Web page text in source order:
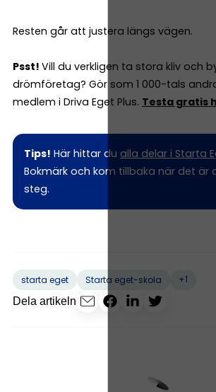
Resten går att justera längs vägen.
Psst! Vill du verkligen ta stora kliv och
drömföretag? Gör som 1 000-tals
medlem i Driva Eget Plus. Testa gratis
Tips! Här hittar du alla delar i Starta
Bokmärk och kom tillbaka när det är
steg.
starta eget Starta eget-skola
+1
Dela artikeln